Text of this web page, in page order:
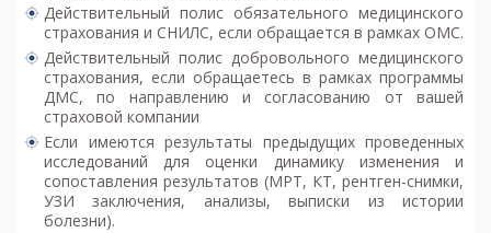
Действительный полис обязательного медицинского
страхования и СНИЛС, если обращается в рамках ОМС.
Действительный полис добровольного медицинского
страхования, если обращаетесь в рамках программы
ДМС, по направлению и согласованию от вашей
страховой компании
Если имеются результаты предыдущих проведенных
исследований для оценки динамику изменения и
сопоставления результатов (МРТ, КТ, рентген-снимки,
УЗИ заключения, анализы, выписки из истории
болезни).